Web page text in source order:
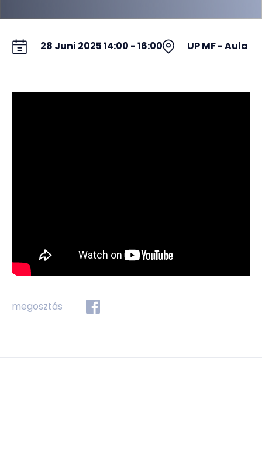
28 Juni 2025 14:00 - 16:00 UP MF - Aula
megosztás